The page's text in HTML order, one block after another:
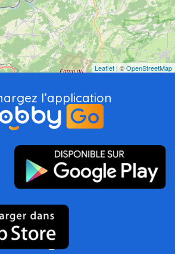
Leaflet | ©OpenStreetMap
l’application